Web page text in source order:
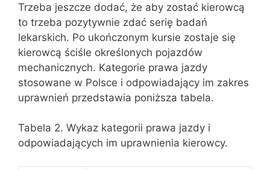
Trzeba jeszcze dodać, że aby zostać kierowcą
to trzeba pozytywnie zdać serię badań
lekarskich. Po ukończonym kursie zostaje się
kierowcą ściśle określonych pojazdów
mechanicznych. Kategorie prawa jazdy
stosowane w Polsce i odpowiadający im zakres
uprawnień przedstawia poniższa tabela.
Tabela 2. Wykaz kategorii prawa jazdy i
odpowiadających im uprawnienia kierowcy.